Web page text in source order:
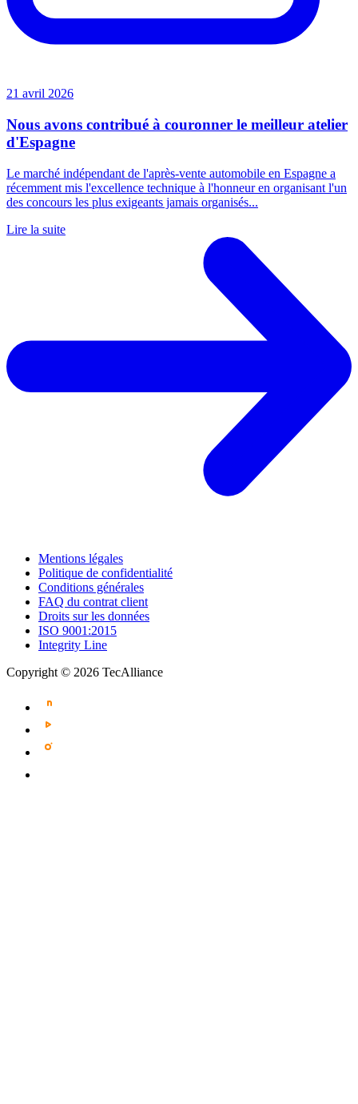
21 avril 2026
Nous avons contribué à couronner le meilleur atelier
d'Espagne
Le marché indépendant de l'après-vente automobile en Espagne a
récemment mis l'excellence technique à l'honneur en organisant l'un
des concours les plus exigeants jamais organisés...
Lire la suite
Mentions légales
Politique de confidentialité
Conditions générales
FAQ du contrat client
Droits sur les données
ISO 9001:2015
Integrity Line
Copyright © 2026 TecAlliance